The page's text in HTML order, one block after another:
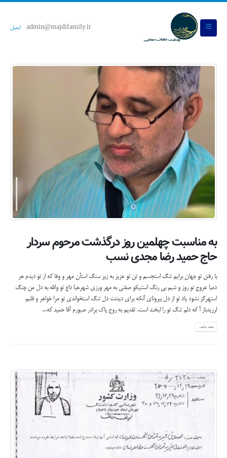
admin@majdifamily.ir ایمیل
به مناسبت چهلمین روز درگذشت مرحوم سردار
حاج حمید رضا مجدی نسب
با رفتن تو جهان برایم تنگ استجسم و تن تو عزیز به زیر سنگ استآن مهر و وفا که از تو دیدم هر
دمبا عروج تو روز و شبم بی رنگ استنیکو صفتی به مهر ورزی شهرهبا داغ تو والله به دل من چنگ
استهرگز نشود یاد تو از دل بیرونای آنکه برای دیدنت دل تنگ استخواندی تو مرا خواهر و قلبم
لرزیدباز آ که دلم تنگ تو را لبخند است. تقدیم به روح پاک برادر صبورم آقا حمید که...
بیشتر بدانید...